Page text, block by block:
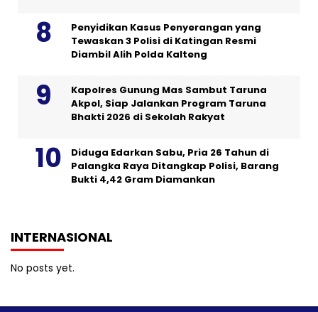
Penyidikan Kasus Penyerangan yang
Tewaskan 3 Polisi di Katingan Resmi
Diambil Alih Polda Kalteng
Kapolres Gunung Mas Sambut Taruna
Akpol, Siap Jalankan Program Taruna
Bhakti 2026 di Sekolah Rakyat
Diduga Edarkan Sabu, Pria 26 Tahun di
Palangka Raya Ditangkap Polisi, Barang
Bukti 4,42 Gram Diamankan
INTERNASIONAL
No posts yet.